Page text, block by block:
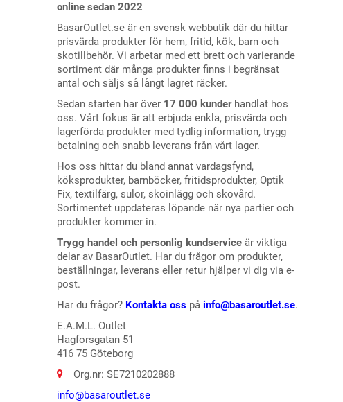
online sedan 2022
BasarOutlet.se är en svensk webbutik där du hittar
prisvärda produkter för hem, fritid, kök, barn och
skotillbehör. Vi arbetar med ett brett och varierande
sortiment där många produkter finns i begränsat
antal och säljs så långt lagret räcker.
Sedan starten har över 17 000 kunderhandlat hos
oss. Vårt fokus är att erbjuda enkla, prisvärda och
lagerförda produkter med tydlig information, trygg
betalning och snabb leverans från vårt lager.
Hos oss hittar du bland annat vardagsfynd,
köksprodukter, barnböcker, fritidsprodukter, Optik
Fix, textilfärg, sulor, skoinlägg och skovård.
Sortimentet uppdateras löpande när nya partier och
produkter kommer in.
Trygg handel och personlig kundservice är viktiga
delar av BasarOutlet. Har du frågor om produkter,
beställningar, leverans eller retur hjälper vi dig via e-
post.
Har du frågor? Kontakta oss på info@basaroutlet.se.
E.A.M.L. Outlet
Hagforsgatan 51
416 75 Göteborg
Org.nr: SE7210202888
info@basaroutlet.se